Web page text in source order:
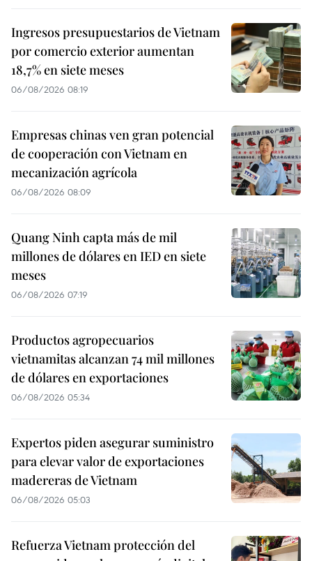
Ingresos presupuestarios de Vietnam
por comercio exterior aumentan
18,7% en siete meses
06/08/2026 08:19
Empresas chinas ven gran potencial
de cooperación con Vietnam en
mecanización agrícola
06/08/2026 08:09
Quang Ninh capta más de mil
millones de dólares en IED en siete
meses
06/08/2026 07:19
Productos agropecuarios
vietnamitas alcanzan 74 mil millones
de dólares en exportaciones
06/08/2026 05:34
Expertos piden asegurar suministro
para elevar valor de exportaciones
madereras de Vietnam
06/08/2026 05:03
Refuerza Vietnam protección del